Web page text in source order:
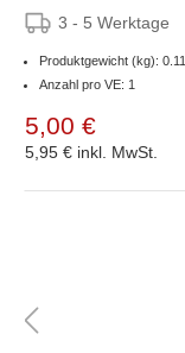
3 - 5 Werktage
Produktgewicht (kg): 0.11
Anzahl pro VE: 1
5,00 €
5,95 € inkl. MwSt.